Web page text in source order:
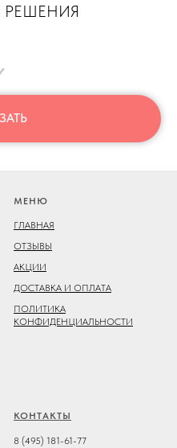
РЕШЕНИЯ
МЕНЮ
ГЛАВНАЯ
ОТЗЫВЫ
АКЦИИ
ДОСТАВКА И ОПЛАТА
ПОЛИТИКА
КОНФИДЕНЦИАЛЬНОСТИ
КОНТАКТЫ
8 (495) 181-61-77